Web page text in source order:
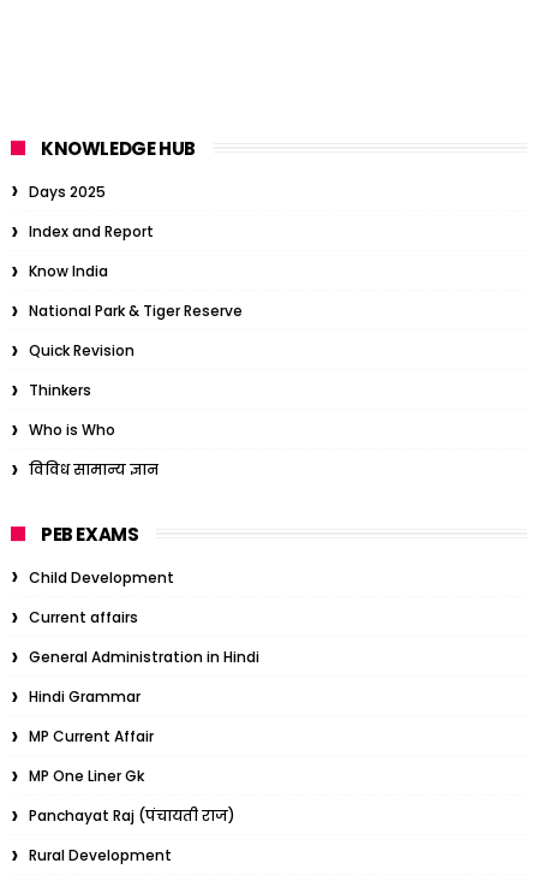
KNOWLEDGE HUB
Days 2025
Index and Report
Know India
National Park & Tiger Reserve
Quick Revision
Thinkers
Who is Who
विविध सामान्य ज्ञान
PEB EXAMS
Child Development
Current affairs
General Administration in Hindi
Hindi Grammar
MP Current Affair
MP One Liner Gk
Panchayat Raj (पंचायती राज)
Rural Development